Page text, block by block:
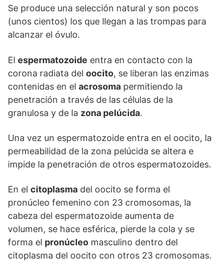
Se produce una selección natural y son pocos
(unos cientos) los que llegan a las trompas para
alcanzar el óvulo.
El espermatozoide entra en contacto con la
corona radiata del oocito, se liberan las enzimas
contenidas en el acrosoma permitiendo la
penetración a través de las células de la
granulosa y de la zona pelúcida.
Una vez un espermatozoide entra en el oocito, la
permeabilidad de la zona pelúcida se altera e
impide la penetración de otros espermatozoides.
En el citoplasma del oocito se forma el
pronúcleo femenino con 23 cromosomas, la
cabeza del espermatozoide aumenta de
volumen, se hace esférica, pierde la cola y se
forma el pronúcleo masculino dentro del
citoplasma del oocito con otros 23 cromosomas.